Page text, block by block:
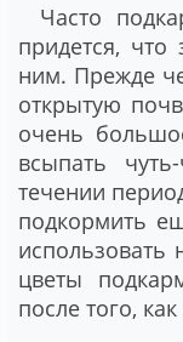
Часто
придется, что
ним. Прежде
открытую
очень
всыпать
течении
подкормить
использовать
цветы
после того,